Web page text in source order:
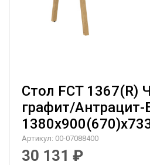
Стол FCT 1367(R)
графит/Антрацит-
Артикул: 00-07088400
30 131 ₽